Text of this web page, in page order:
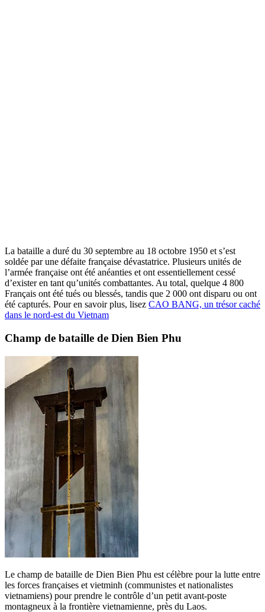
La bataille a duré du 30 septembre au 18 octobre 1950 et s’est
soldée par une défaite française dévastatrice. Plusieurs unités de
l’armée française ont été anéanties et ont essentiellement cessé
d’exister en tant qu’unités combattantes. Au total, quelque 4 800
Français ont été tués ou blessés, tandis que 2 000 ont disparu ou ont
été capturés. Pour en savoir plus, lisez CAO BANG, un trésor caché
dans le nord-est du Vietnam
Champ de bataille de Dien Bien Phu
Le champ de bataille de Dien Bien Phu est célèbre pour la lutte entre
les forces françaises et vietminh (communistes et nationalistes
vietnamiens) pour prendre le contrôle d’un petit avant-poste
montagneux à la frontière vietnamienne, près du Laos.